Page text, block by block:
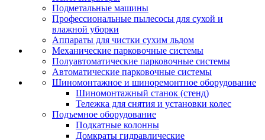
Подметальные машины
Профессиональные пылесосы для сухой и
влажной уборки
Аппараты для чистки сухим льдом
Механические парковочные системы
Полуавтоматические парковочные системы
Автоматические парковочные системы
Шиномонтажное и шиноремонтное оборудование
Шиномонтажный станок (стенд)
Тележка для снятия и установки колес
Подъемное оборудование
Подкатные колонны
Домкраты гидравлические